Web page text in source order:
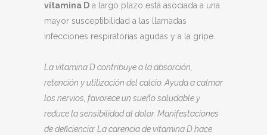
vitamina D a largo plazo está asociada a una
mayor susceptibilidad a las llamadas
infecciones respiratorias agudas y a la gripe.
La vitamina D contribuye a la absorción,
retención y utilización del calcio. Ayuda a calmar
los nervios, favorece un sueño saludable y
reduce la sensibilidad al dolor. Manifestaciones
de deficiencia: La carencia de vitamina D hace